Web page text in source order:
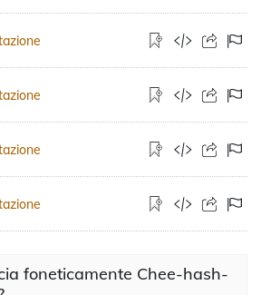
foneticamente Chee-hash-